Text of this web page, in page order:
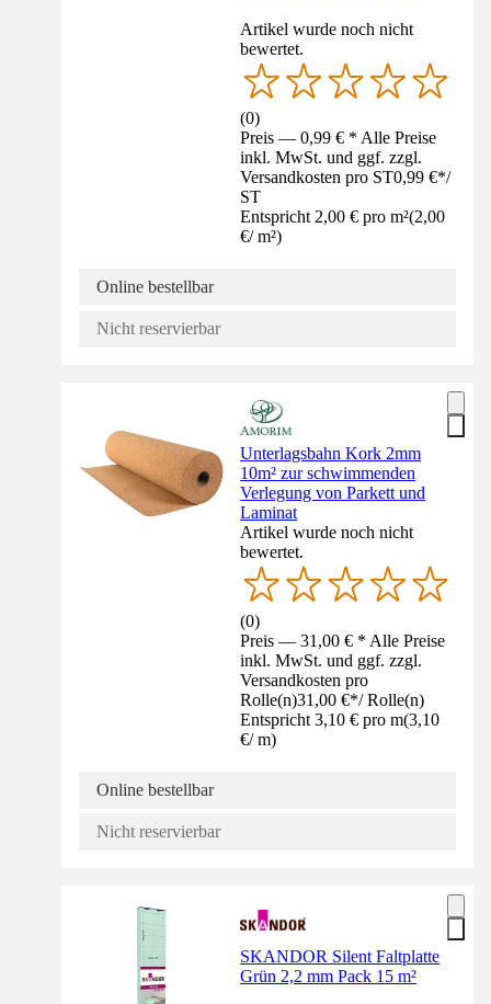
Artikel wurde noch nicht
bewertet.
(0)
Preis — 0,99 € * Alle Preise
inkl. MwSt. und ggf. zzgl.
Versandkosten pro ST0,99 €*/
ST
Entspricht 2,00 € pro m²(2,00
€/ m²)
Online bestellbar
Nicht reservierbar
Unterlagsbahn Kork 2mm
10m² zur schwimmenden
Verlegung von Parkett und
Laminat
Artikel wurde noch nicht
bewertet.
(0)
Preis — 31,00 € * Alle Preise
inkl. MwSt. und ggf. zzgl.
Versandkosten pro
Rolle(n)31,00 €*/ Rolle(n)
Entspricht 3,10 € pro m(3,10
€/ m)
Online bestellbar
Nicht reservierbar
SKANDOR Silent Faltplatte
Grün 2,2 mm Pack 15 m²